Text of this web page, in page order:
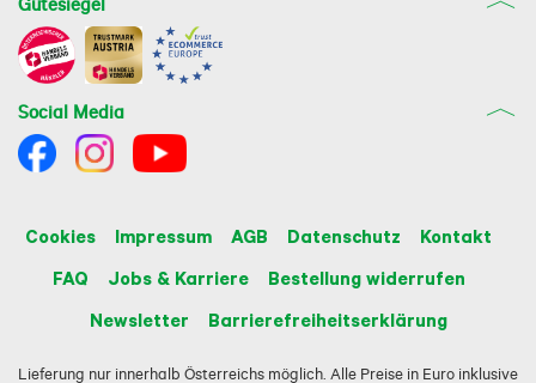
Social Media
Cookies Impressum AGB Datenschutz
Kontakt
FAQ
Jobs & Karriere
Bestellung widerrufen
Newsletter
Barrierefreiheitserklärung
Lieferung nur innerhalb Österreichs möglich. Alle Preise in Euro inklusive